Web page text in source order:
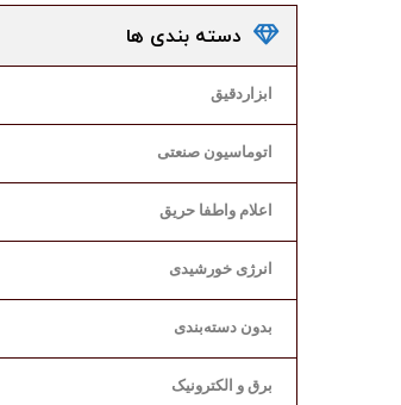
دسته بندی ها
ابزاردقیق
اتوماسیون صنعتی
اعلام واطفا حریق
انرژی خورشیدی
بدون دسته‌بندی
برق و الکترونیک